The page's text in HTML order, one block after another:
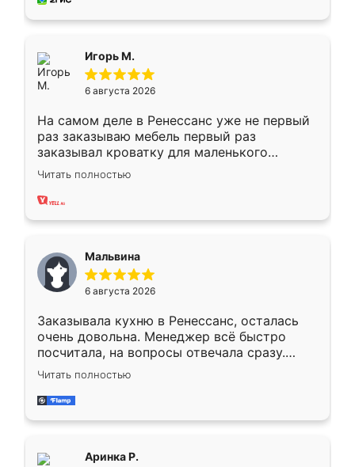
Игорь М.
6 августа 2026
На самом деле в Ренессанс уже не первый
раз заказываю мебель первый раз
заказывал кроватку для маленького
ребёнка при его рождении ,во второй раз
заказал шкаф-купе. По качеству очень
хорошее сборка достаточно быстрая,
меньше, здесь же он более разнообразный.
Мне нравится ,если что-то потребуется из
мебели буду заказывать только здесь.
Читать полностью
Мальвина
6 августа 2026
Заказывала кухню в Ренессанс, осталась
очень довольна. Менеджер всё быстро
посчитала, на вопросы отвечала сразу.
Замерщик приехал в субботу, подошёл к
делу со всей ответственностью. Собрали
за день, ребята работали аккуратно, даже
Читать полностью
Аринка Р.